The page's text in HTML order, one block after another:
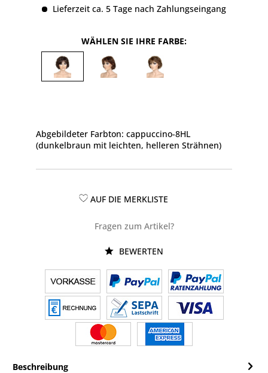
Lieferzeit ca. 5 Tage nach Zahlungseingang
WÄHLEN SIE IHRE FARBE:
Abgebildeter Farbton: cappuccino-8HL
(dunkelbraun mit leichten, helleren Strähnen)
AUF DIE MERKLISTE
Fragen zum Artikel?
BEWERTEN
Beschreibung